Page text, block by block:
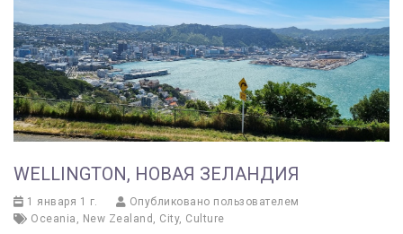
WELLINGTON, НОВАЯ ЗЕЛАНДИЯ
1 января 1 г.
Опубликовано пользователем
Oceania , New Zealand , City, Culture